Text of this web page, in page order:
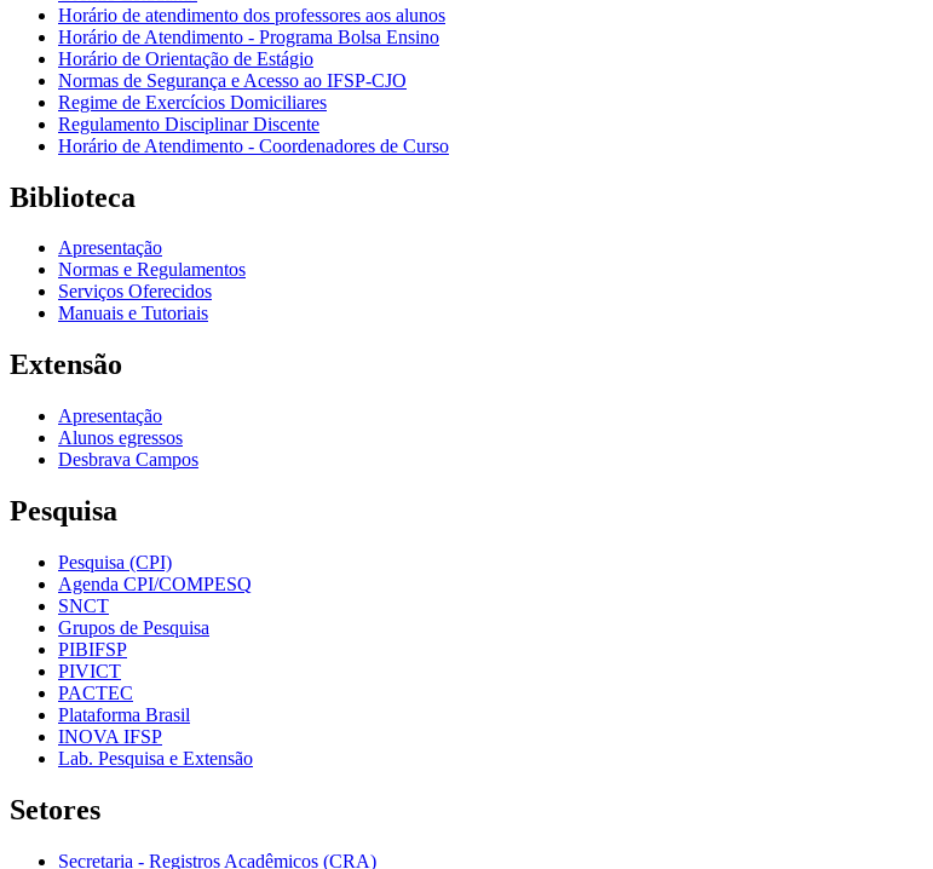
Horário de atendimento dos professores aos alunos
Horário de Atendimento - Programa Bolsa Ensino
Horário de Orientação de Estágio
Normas de Segurança e Acesso ao IFSP-CJO
Regime de Exercícios Domiciliares
Regulamento Disciplinar Discente
Horário de Atendimento - Coordenadores de Curso
Biblioteca
Apresentação
Normas e Regulamentos
Serviços Oferecidos
Manuais e Tutoriais
Extensão
Apresentação
Alunos egressos
Desbrava Campos
Pesquisa
Pesquisa (CPI)
Agenda CPI/COMPESQ
SNCT
Grupos de Pesquisa
PIBIFSP
PIVICT
PACTEC
Plataforma Brasil
INOVA IFSP
Lab. Pesquisa e Extensão
Setores
Secretaria - Registros Acadêmicos (CRA)